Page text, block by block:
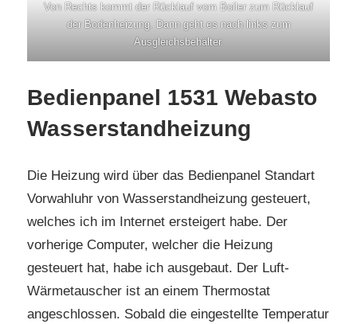
Von Rechts kommt der Rücklauf vom Boiler zum Rücklauf
der Bodenheizung. Dann geht es nach links zum
Ausgleichsbehälter.
Bedienpanel 1531 Webasto
Wasserstandheizung
Die Heizung wird über das Bedienpanel Standart
Vorwahluhr von Wasserstandheizung gesteuert,
welches ich im Internet ersteigert habe. Der
vorherige Computer, welcher die Heizung
gesteuert hat, habe ich ausgebaut. Der Luft-
Wärmetauscher ist an einem Thermostat
angeschlossen. Sobald die eingestellte Temperatur